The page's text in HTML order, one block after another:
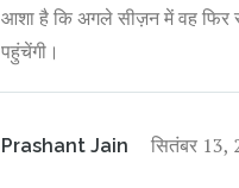
आशा है कि अगले सीज़न में वह फिर
पहुंचेंगी।
Prashant Jain सितंबर 13,